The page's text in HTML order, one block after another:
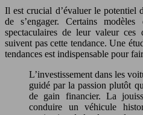
Il est crucial d’évaluer le potentiel
de s’engager. Certains
spectaculaires de leur valeur ces
suivent pas cette tendance. Une
tendances est indispensable pour
L’investissement dans les voitures de collection doit être
guidé par la passion plutôt
de gain financier. La
conduire un véhicule